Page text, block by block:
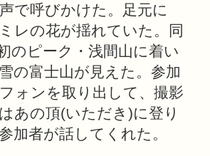
で呼びかけた。足元に
レの花が揺れていた。同
のピーク・浅間山に着い
の富士山が見えた。参加
ォンを取り出して、撮影
あの頂(いただき)に登り
加者が話してくれた。